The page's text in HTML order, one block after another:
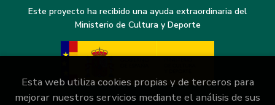
Este proyecto ha recibido una ayuda extraordinaria del
Ministerio de Cultura y Deporte
Esta web utiliza cookies propias y de terceros para
mejorar nuestros servicios mediante el análisis de sus